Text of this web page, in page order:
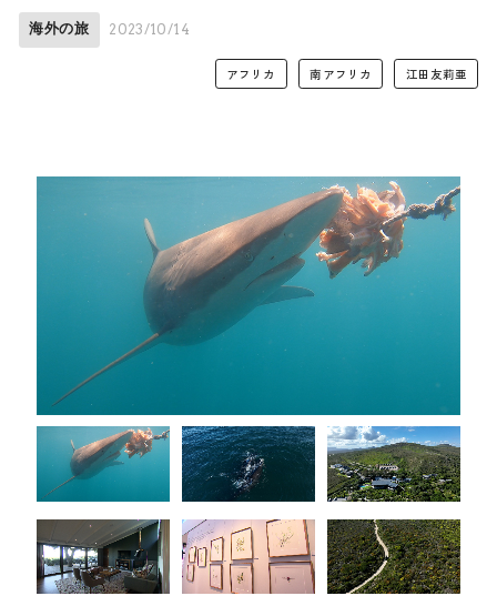
海外の旅 2023/10/14
アフリカ 南アフリカ 江田友莉亜